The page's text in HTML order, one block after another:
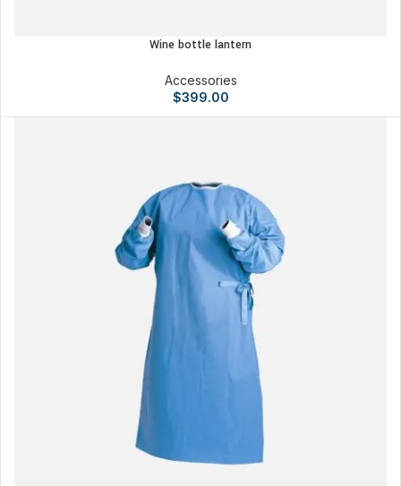
Wine bottle lantern
Accessories
$399.00